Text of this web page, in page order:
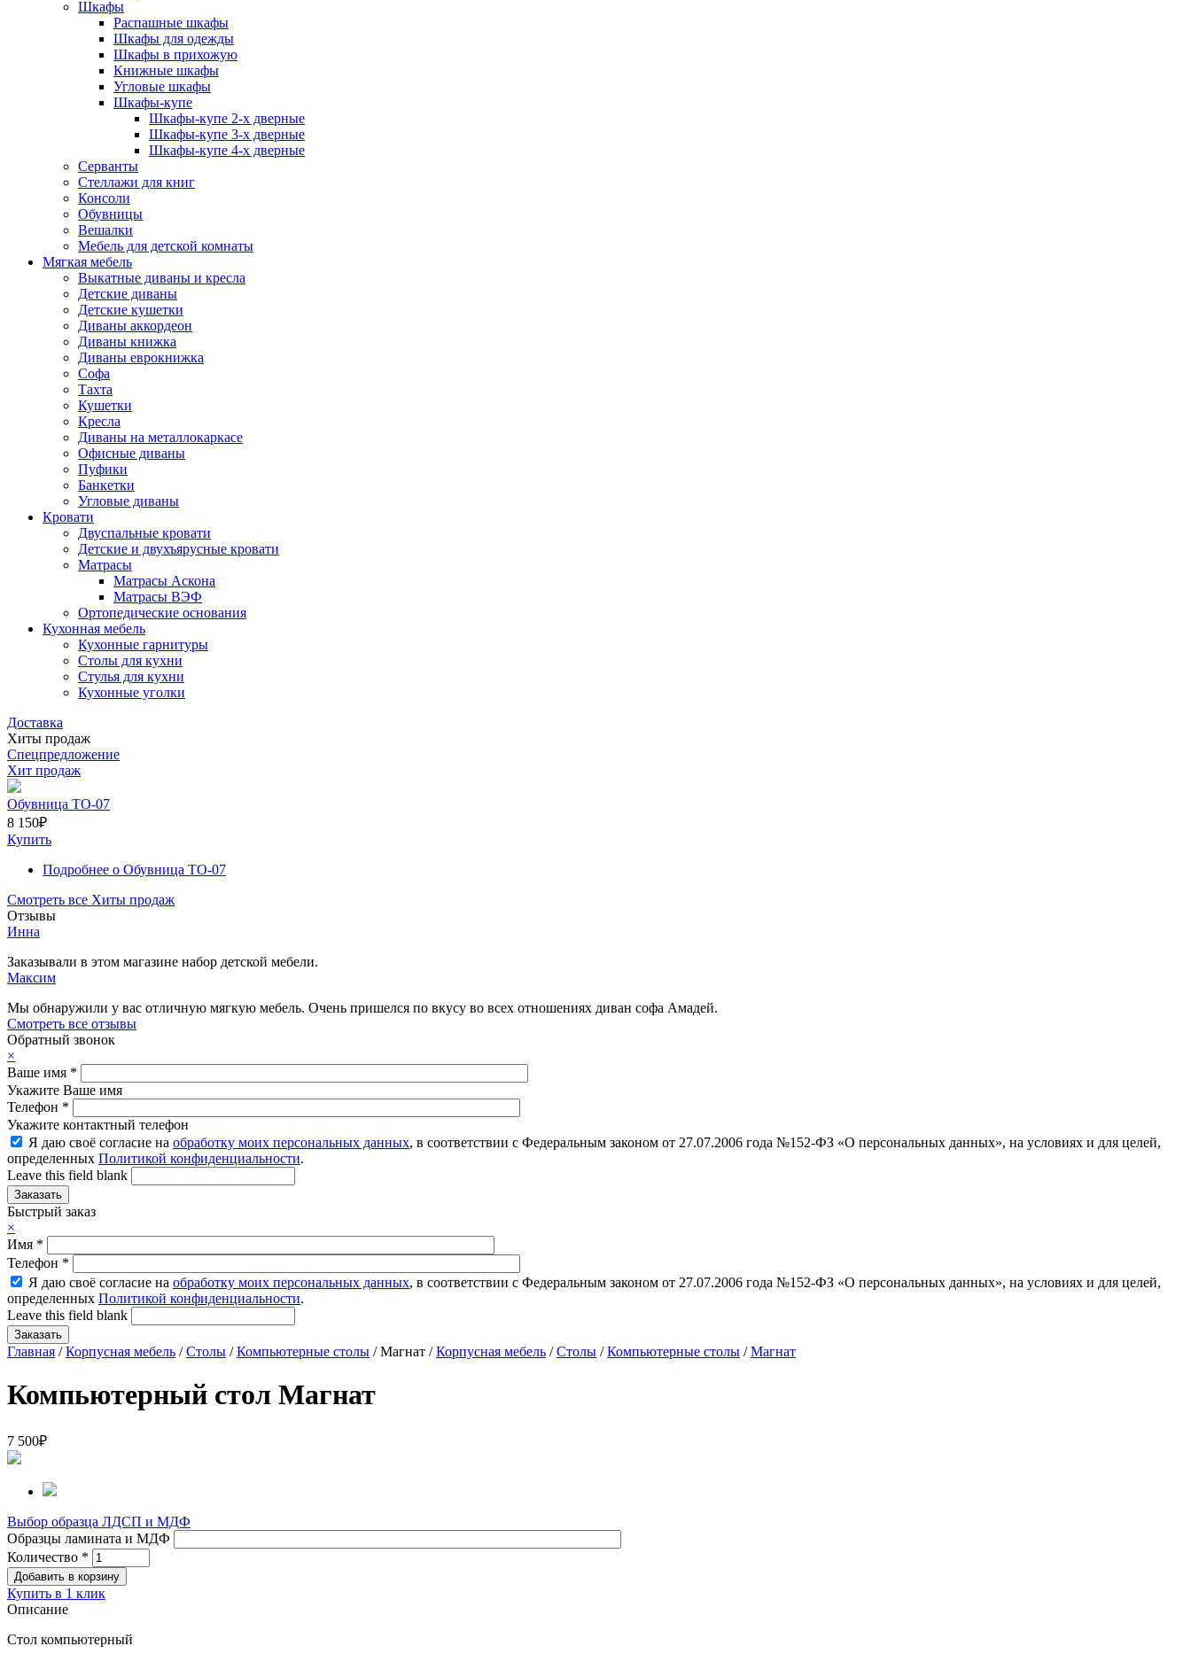
Шкафы
Распашные шкафы
Шкафы для одежды
Шкафы в прихожую
Книжные шкафы
Угловые шкафы
Шкафы-купе
Шкафы-купе 2-x дверные
Шкафы-купе 3-х дверные
Шкафы-купе 4-х дверные
Серванты
Стеллажи для книг
Консоли
Обувницы
Вешалки
Мебель для детской комнаты
Мягкая мебель
Выкатные диваны и кресла
Детские диваны
Детские кушетки
Диваны аккордеон
Диваны книжка
Диваны еврокнижка
Софа
Тахта
Кушетки
Кресла
Диваны на металлокаркасе
Офисные диваны
Пуфики
Банкетки
Угловые диваны
Кровати
Двуспальные кровати
Детские и двухъярусные кровати
Матрасы
Матрасы Аскона
Матрасы ВЭФ
Ортопедические основания
Кухонная мебель
Кухонные гарнитуры
Столы для кухни
Стулья для кухни
Кухонные уголки
Доставка
Хиты продаж
Спецпредложение
Хит продаж
Обувница ТО-07
8 150₽
Купить
Подробнее о Обувница ТО-07
Смотреть все Хиты продаж
Отзывы
Инна
Заказывали в этом магазине набор детской мебели.
Максим
Мы обнаружили у вас отличную мягкую мебель. Очень пришелся по вкусу во всех отношениях диван софа Амадей.
Смотреть все отзывы
Обратный звонок
×
Ваше имя *
Укажите Ваше имя
Телефон *
Укажите контактный телефон
Я даю своё согласие на обработку моих персональных данных, в соответствии с Федеральным законом от 27.07.2006 года №152-ФЗ «О персональных данных», на условиях и для целей,
определенных Политикой конфиденциальности.
Leave this field blank
Быстрый заказ
×
Имя *
Телефон *
Я даю своё согласие на обработку моих персональных данных, в соответствии с Федеральным законом от 27.07.2006 года №152-ФЗ «О персональных данных», на условиях и для целей,
определенных Политикой конфиденциальности.
Leave this field blank
Главная /Корпусная мебель /Столы /Компьютерные столы / Магнат /Корпусная мебель /Столы /Компьютерные столы /Магнат
Компьютерный стол Магнат
7 500₽
Выбор образца ЛДСП и МДФ
Образцы ламината и МДФ
Количество *
Купить в 1 клик
Описание
Стол компьютерный